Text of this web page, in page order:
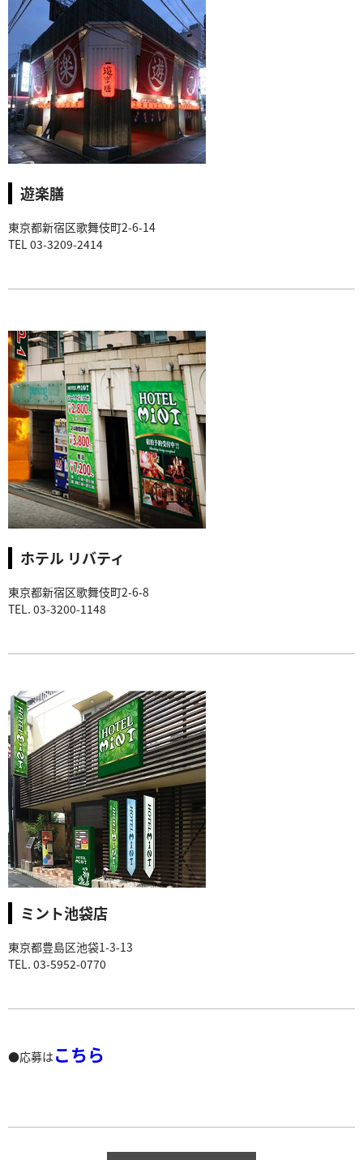
遊楽膳
東京都新宿区歌舞伎町2-6-14
TEL 03-3209-2414
ホテル リバティ
東京都新宿区歌舞伎町2-6-8
TEL. 03-3200-1148
ミント池袋店
東京都豊島区池袋1-3-13
TEL. 03-5952-0770
●応募は こちら